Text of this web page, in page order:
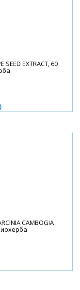
EXTRACT, 60
CAMBOGIA